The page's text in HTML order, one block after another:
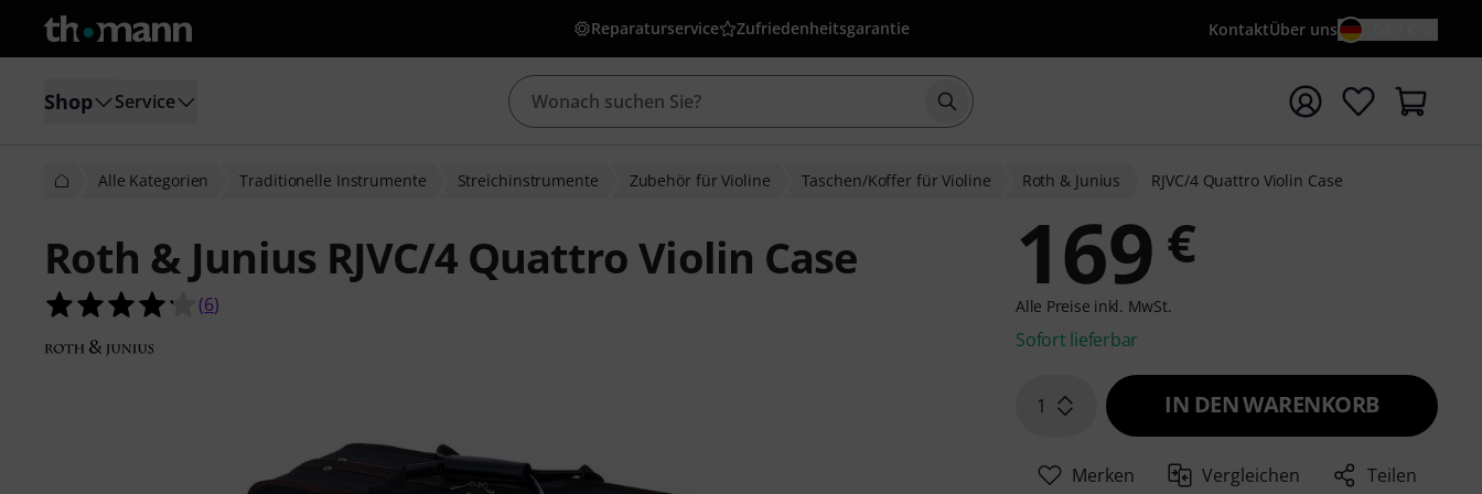
Reparaturservice Zufriedenheitsgarantie KontaktÜber uns
Shop Service Suche mit Suchwort {searchTerm} starten
Alle Kategorien Traditionelle Instrumente Streichinstrumente Zubehör für Violine Taschen/Koffer für Violine Roth & Junius RJVC/4 Quattro Violin Case
Roth & Junius RJVC/4 Quattro Violin Case
4.2 von 5 Sternen aus 6 Kundenbewertungen
(6) 169 €
Alle Preise inkl. MwSt.
Sofort lieferbar
1 IN DEN WARENKORB
Merken Vergleichen Teilen